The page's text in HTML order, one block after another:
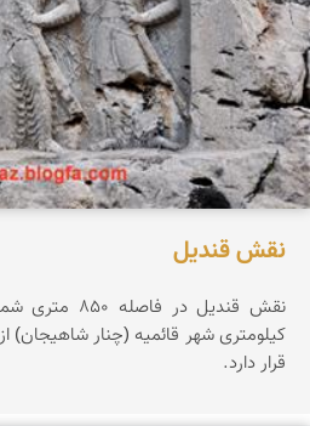
نقش قندیل
کیلومتری شهر قائمیه (چنار شاهیجان)
قرار دارد.